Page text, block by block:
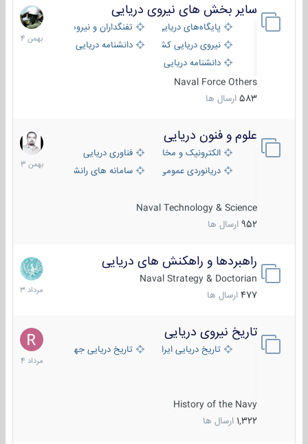
سایر بخش های نیروی دریایی
پایگاه‌های دریایی
تفنگداران و نیروهای ویژه‌ی دریایی
نیروی دریایی کشورهای مختلفدانشنامه دریایی
دانشنامه دریایی کپی
Naval Force Others
583 ارسال ها
22
بهمن
1404
علوم و فنون دریایی
الکترونیک و مخابرات دریاییفناوری دریایی
دریانوردی عمومی
سامانه های رانشی دریایی
Naval Technology & Science
952 ارسال ها
6
بهمن
1403
راهبردها و راهکنش های دریایی
Naval Strategy & Doctorian
477 ارسال ها
2
مرداد
1403
تاریخ نیروی دریایی
تاریخ دریایی ایران تاریخ دریایی جهان
History of the Navy
1,322 ارسال ها
16
مرداد
1404